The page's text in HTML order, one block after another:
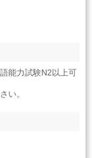
能力試験N2以上可
い。